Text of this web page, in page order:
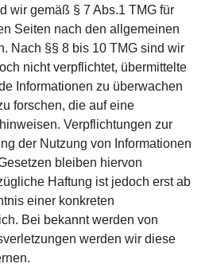
wir gemäß § 7 Abs.1 TMG für
Seiten nach den allgemeinen
Nach §§ 8 bis 10 TMG sind wir
nicht verpflichtet, übermittelte
Informationen zu überwachen
forschen, die auf eine
Verpflichtungen zur
der Nutzung von Informationen
bleiben hiervon
Haftung ist jedoch erst ab
einer konkreten
Bei bekannt werden von
werden wir diese